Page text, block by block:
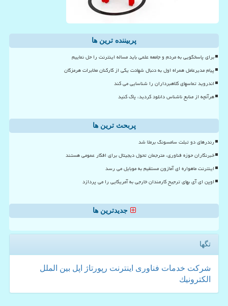
پربیننده ترین ها
برای پاسخگویی به مردم و جامعه علمی باید مساله اینترنت را حل نماییم
پیام مدیرعامل همراه اول به دنبال شهادت یکی از کارکنان مخابرات هرمزگان
اندروید تماسهای کلاهبرداران را شناسایی می کند
هرآنچه از منابع ناشناس دانلود کردید، پاک کنید
پربحث ترین ها
رندرهای دو تبلت سامسونگ برملا شد
خبرنگاران حوزه فناوری، مترجمان تحول دیجیتال برای افکار عمومی هستند
اینترنت ماهواره ای آمازون مستقیم به موبایل می رسد
اوپن ای آی بهای ترجیح کارمندان خارجی به آمریکایی را می پردازد
جدیدترین ها
تگها
شركت خدمات فناوری اینترنت رپورتاژ اپل بین الملل
الكترونیك